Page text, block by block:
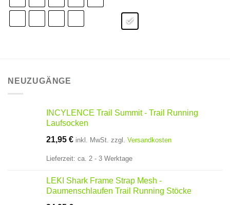
23,00 €
NEUZUGÄNGE
INCYLENCE Trail Summit - Trail Running
Laufsocken
21,95 € inkl. MwSt. zzgl. Versandkosten
Lieferzeit: ca. 2 - 3 Werktage
LEKI Shark Frame Strap Mesh -
Daumenschlaufen Trail Running Stöcke